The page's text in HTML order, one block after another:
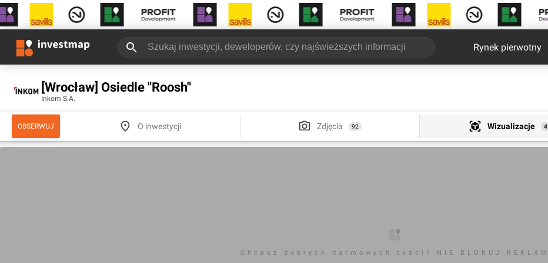
Rynek pierwotny
[Wrocław] Osiedle "Roosh"
Inkom S.A.
OBSERWUJ O inwestycji Zdjęcia 92 Wizualizacje 4
Chcesz dobrych darmowych teści? NIE BLOKUJ REKLAM